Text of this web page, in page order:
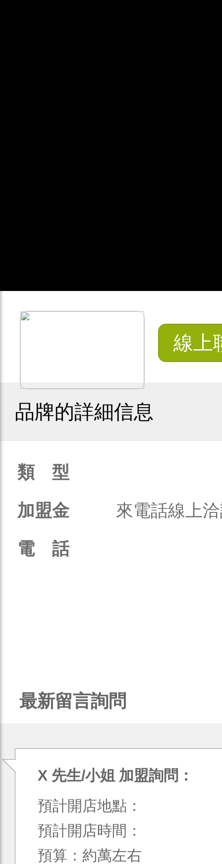
線上
品牌的詳細信息
類 型
加盟金
來電話線上
電 話
最新留言詢問
X 先生/小姐 加盟詢問：
預計開店地點：
預計開店時間：
預算：約萬左右